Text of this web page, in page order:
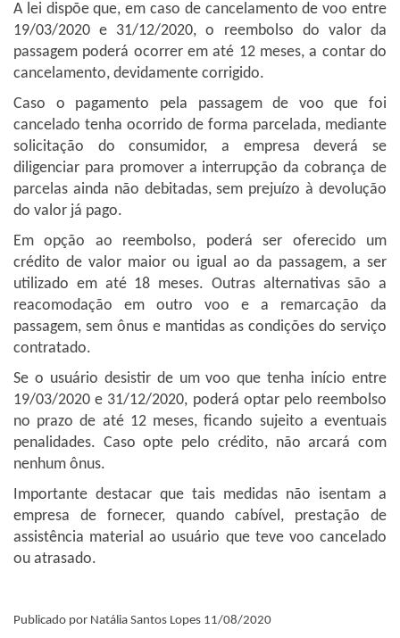
A lei dispõe que, em caso de cancelamento de voo entre
19/03/2020 e 31/12/2020, o reembolso do valor da
passagem poderá ocorrer em até 12 meses, a contar do
cancelamento, devidamente corrigido.
Caso o pagamento pela passagem de voo que foi
cancelado tenha ocorrido de forma parcelada, mediante
solicitação do consumidor, a empresa deverá se
diligenciar para promover a interrupção da cobrança de
parcelas ainda não debitadas, sem prejuízo à devolução
do valor já pago.
Em opção ao reembolso, poderá ser oferecido um
crédito de valor maior ou igual ao da passagem, a ser
utilizado em até 18 meses. Outras alternativas são a
reacomodação em outro voo e a remarcação da
passagem, sem ônus e mantidas as condições do serviço
contratado.
Se o usuário desistir de um voo que tenha início entre
19/03/2020 e 31/12/2020, poderá optar pelo reembolso
no prazo de até 12 meses, ficando sujeito a eventuais
penalidades. Caso opte pelo crédito, não arcará com
nenhum ônus.
Importante destacar que tais medidas não isentam a
empresa de fornecer, quando cabível, prestação de
assistência material ao usuário que teve voo cancelado
ou atrasado.
Publicado por Natália Santos Lopes 11/08/2020